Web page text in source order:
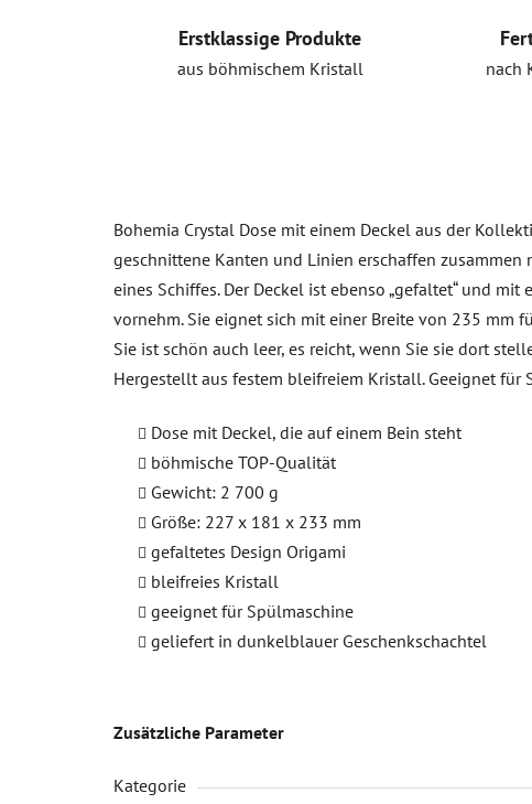
Erstklassige Produkte
aus böhmischem Kristall nach
Bohemia Crystal Dose mit einem Deckel aus der
geschnittene Kanten und Linien erschaffen zusammen
eines Schiffes. Der Deckel ist ebenso „gefaltet“ und
vornehm. Sie eignet sich mit einer Breite von 235 mm
Sie ist schön auch leer, es reicht, wenn Sie sie dort
Hergestellt aus festem bleifreiem Kristall. Geeignet für
Dose mit Deckel, die auf einem Bein steht
böhmische TOP-Qualität
Gewicht: 2 700 g
Größe: 227 x 181 x 233 mm
gefaltetes Design Origami
bleifreies Kristall
geeignet für Spülmaschine
geliefert in dunkelblauer Geschenkschachtel
Zusätzliche Parameter
Kategorie